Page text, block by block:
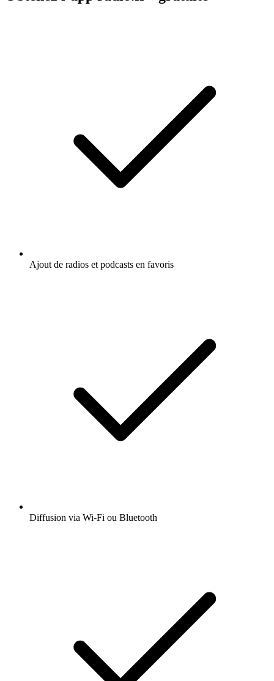
Ajout de radios et podcasts en favoris
Diffusion via Wi-Fi ou Bluetooth